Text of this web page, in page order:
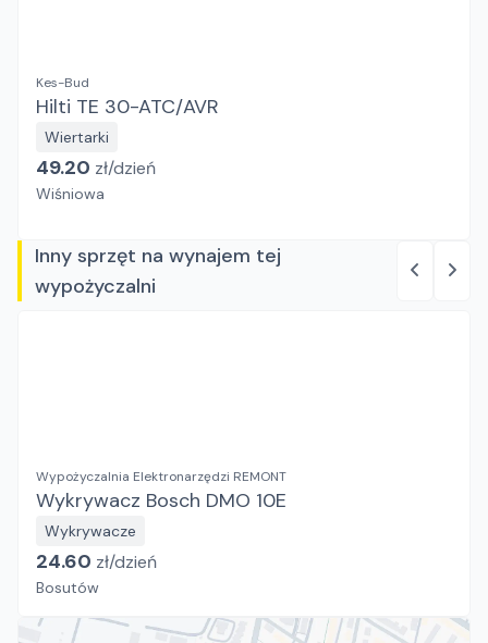
Kes-Bud
Hilti TE 30-ATC/AVR
Wiertarki
49.20 zł/dzień
Wiśniowa
Inny sprzęt na wynajem tej
wypożyczalni
Wypożyczalnia Elektronarzędzi REMONT
Wykrywacz Bosch DMO 10E
Wykrywacze
24.60 zł/dzień
Bosutów